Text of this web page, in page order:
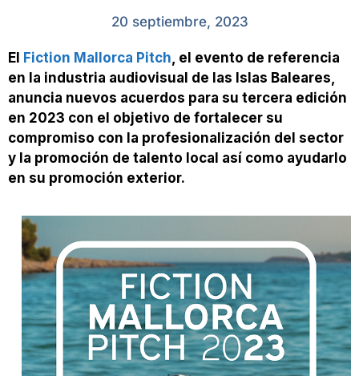
20 septiembre, 2023
El Fiction Mallorca Pitch , el evento de referencia
en la industria audiovisual de las Islas Baleares,
anuncia nuevos acuerdos para su tercera edición
en 2023 con el objetivo de fortalecer su
compromiso con la profesionalización del sector
y la promoción de talento local así como ayudarlo
en su promoción exterior.